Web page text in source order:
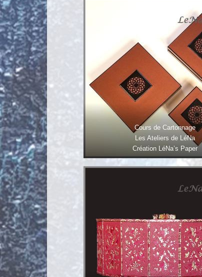
Cours de Cartonnage
Les Ateliers de LéNa
Création LéNa’s Paper